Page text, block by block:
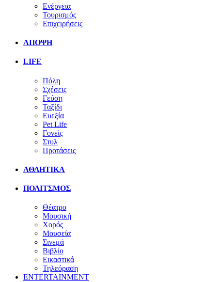
Ενέργεια
Τουρισμός
Επιχειρήσεις
ΑΠΟΨΗ
LIFE
Πόλη
Σχέσεις
Γεύση
Ταξίδι
Ευεξία
Pet Life
Γονείς
Στυλ
Προτάσεις
ΑΘΛΗΤΙΚΑ
ΠΟΛΙΤΣΜΟΣ
Θέατρο
Μουσική
Χορός
Μουσεία
Σινεμά
Βιβλίο
Εικαστικά
Τηλεόραση
ENTERTAINMENT